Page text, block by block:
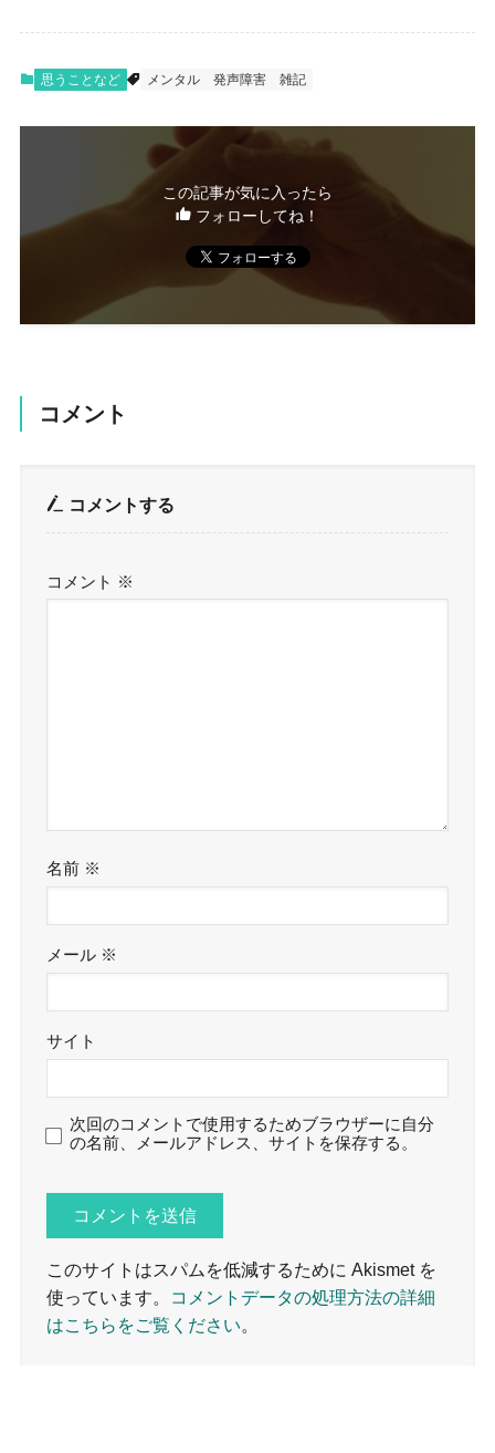
思うことなど メンタル 発声障害 雑記
この記事が気に入ったら
フォローしてね！
コメント
コメントする
コメント ※
名前 ※
メール ※
サイト
次回のコメントで使用するためブラウザーに自分
の名前、メールアドレス、サイトを保存する。
このサイトはスパムを低減するために Akismet を
使っています。
コメントデータの処理方法の詳細
はこちらをご覧ください。